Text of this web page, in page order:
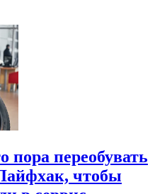
пора переобувать
чтобы